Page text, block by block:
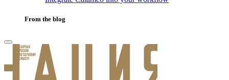
From the blog